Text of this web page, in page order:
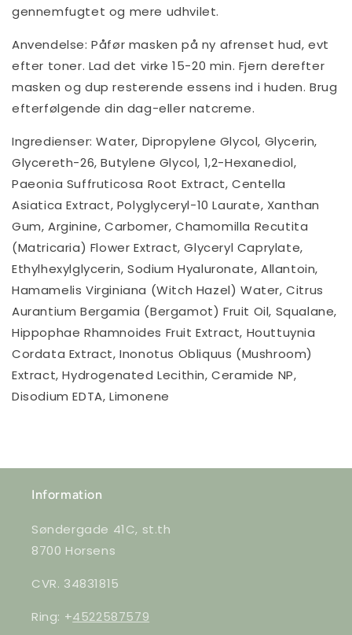
gennemfugtet og mere udhvilet.
Anvendelse: Påfør masken på ny afrenset hud, evt
efter toner. Lad det virke 15-20 min. Fjern derefter
masken og dup resterende essens ind i huden. Brug
efterfølgende din dag-eller natcreme.
Ingredienser:Water, Dipropylene Glycol, Glycerin,
Glycereth-26, Butylene Glycol, 1,2-Hexanediol,
Paeonia Suffruticosa Root Extract, Centella
Asiatica Extract, Polyglyceryl-10 Laurate, Xanthan
Gum, Arginine, Carbomer, Chamomilla Recutita
(Matricaria) Flower Extract, Glyceryl Caprylate,
Ethylhexylglycerin, Sodium Hyaluronate, Allantoin,
Hamamelis Virginiana (Witch Hazel) Water, Citrus
Aurantium Bergamia (Bergamot) Fruit Oil, Squalane,
Hippophae Rhamnoides Fruit Extract, Houttuynia
Cordata Extract, Inonotus Obliquus (Mushroom)
Extract, Hydrogenated Lecithin, Ceramide NP,
Disodium EDTA, Limonene
Information
Søndergade 41C, st.th
8700 Horsens
CVR. 34831815
Ring: +4522587579